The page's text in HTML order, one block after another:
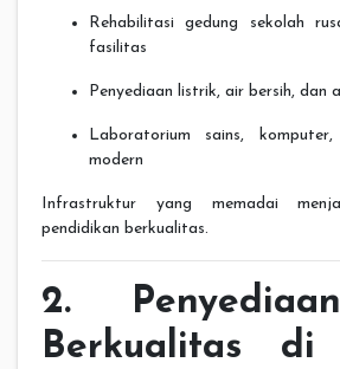
Rehabilitasi gedung sekolah
fasilitas
Penyediaan listrik, air bersih, dan
Laboratorium sains,
modern
Infrastruktur yang memadai
pendidikan berkualitas.
2.
Berkualitas di